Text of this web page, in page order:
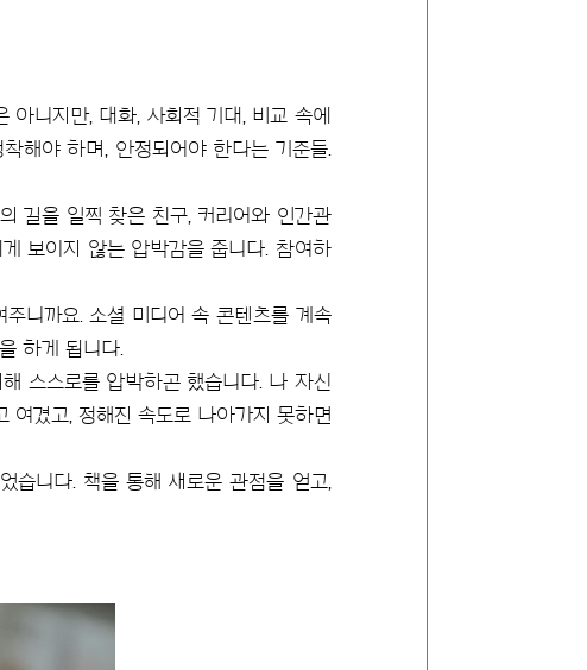
니지만, 대화, 사회적 기대, 비교 속에
해야 하며, 안정되어야 한다는 기준들.
길을 일찍 찾은 친구, 커리어와 인간관
보이지 않는 압박감을 줍니다. 참여하
니까요. 소셜 미디어 속 콘텐츠를 계속
하게 됩니다.
스스로를 압박하곤 했습니다. 나 자신
여겼고, 정해진 속도로 나아가지 못하면
습니다. 책을 통해 새로운 관점을 얻고,